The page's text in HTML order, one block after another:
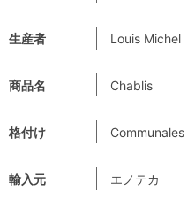
生産者 Louis Michel
商品名 Chablis
格付け Communales
輸入元 エノテカ